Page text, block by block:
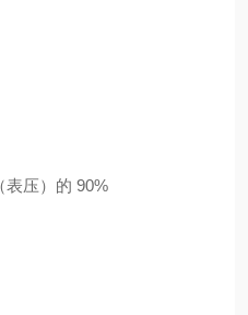
表压）的 90%